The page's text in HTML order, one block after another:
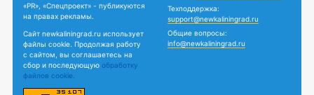
«PR», «Спецпроект» - публикуются
на правах рекламы.
Сайт newkaliningrad.ru использует
файлы cookie. Продолжая работу
с сайтом, вы соглашаетесь на
сбор и последующую обработку
файлов cookie.
Техподдержка:
support@newkaliningrad.ru
Общие вопросы:
info@newkaliningrad.ru